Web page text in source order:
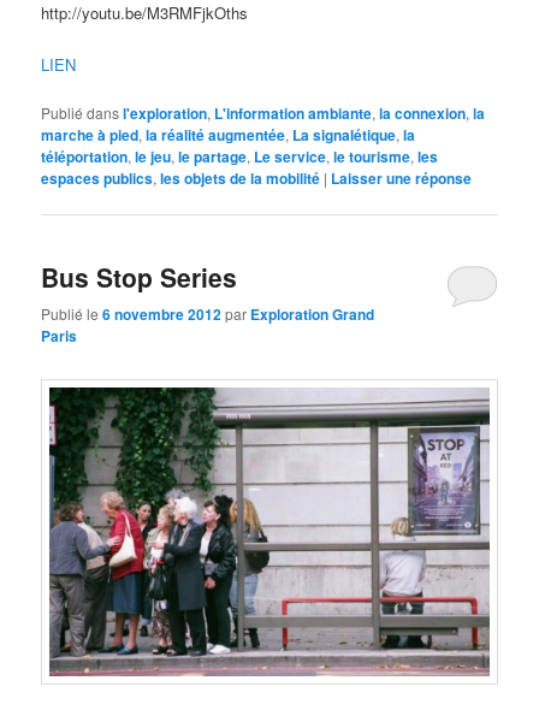
http://youtu.be/M3RMFjkOths
LIEN
Publié dansl'exploration, L'information ambiante,la connexion,la
marche à pied,la réalité augmentée, La signalétique,la
téléportation,le jeu,le partage, Le service,le tourisme,les
espaces publics,les objets de la mobilité | Laisser une réponse
Bus Stop Series
Publié le6 novembre 2012par Exploration Grand
Paris